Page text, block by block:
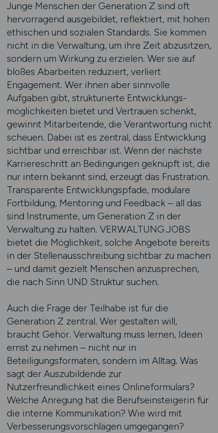
Junge Menschen der Generation Z sind oft
hervorragend ausgebildet, reflektiert, mit hohen
ethischen und sozialen Standards. Sie kommen
nicht in die Verwaltung, um ihre Zeit abzusitzen,
sondern um Wirkung zu erzielen. Wer sie auf
bloßes Abarbeiten reduziert, verliert
Engagement. Wer ihnen aber sinnvolle
Aufgaben gibt, strukturierte Entwicklungs­
möglich­keiten bietet und Vertrauen schenkt,
gewinnt Mitarbeitende, die Verantwortung nicht
scheuen. Dabei ist es zentral, dass Entwicklung
sichtbar und erreichbar ist. Wenn der nächste
Karriereschritt an Bedingungen geknüpft ist, die
nur intern bekannt sind, erzeugt das Frustration.
Transparente Entwicklungs­pfade, modulare
Fortbildung, Mentoring und Feedback – all das
sind Instrumente, um Generation Z in der
Verwaltung zu halten. VERWALTUNG.JOBS
bietet die Möglichkeit, solche Angebote bereits
in der Stellen­ausschreibung sichtbar zu machen
– und damit gezielt Menschen anzusprechen,
die nach Sinn UND Struktur suchen.
Auch die Frage der Teilhabe ist für die
Generation Z zentral. Wer gestalten will,
braucht Gehör. Verwaltung muss lernen, Ideen
ernst zu nehmen – nicht nur in
Beteiligungsformaten, sondern im Alltag. Was
sagt der Auszubildende zur
Nutzerfreundlichkeit eines Online­formulars?
Welche Anregung hat die Berufseinsteigerin für
die interne Kommunikation? Wie wird mit
Verbesserungs­vorschlägen umgegangen?